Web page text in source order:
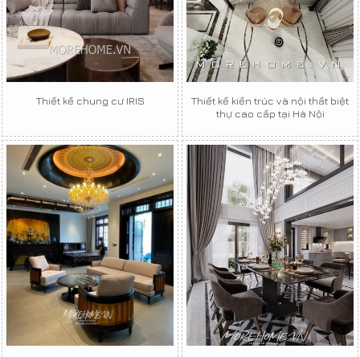
Thiết kế chung cư IRIS
Thiết kế kiến trúc và nội thất biệt
thự cao cấp tại Hà Nội